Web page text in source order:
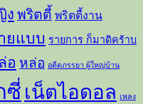
ง พริตตี้ พริตตี้งาน
ยแบบ รายการ ก็มาดิคร้าบ
อ หล่อ อดีตภรรยา ผู้ใหญ่บ้าน
ซี่ เน็ตไอดอล เพลง